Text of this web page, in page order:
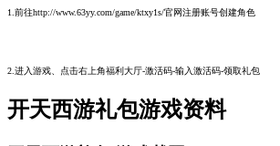
1.前往http://www.63yy.com/game/ktxy1s/官网注册账号创建角色
2.进入游戏、点击右上角福利大厅-激活码-输入激活码-领取礼包
开天西游礼包游戏资料